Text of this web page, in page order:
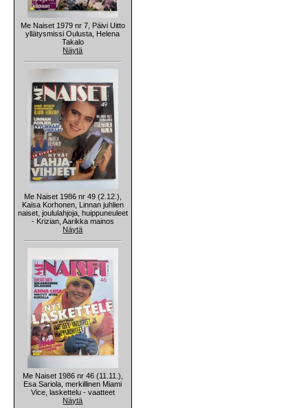
Me Naiset 1979 nr 7, Päivi Uitto
yllätysmissi Oulusta, Helena
Takalo
Näytä
Me Naiset 1986 nr 49 (2.12.),
Kaisa Korhonen, Linnan juhlien
naiset, joululahjoja, huippuneuleet
- Krizian, Aarikka mainos
Näytä
Me Naiset 1986 nr 46 (11.11.),
Esa Sariola, merkillinen Miami
Vice, laskettelu - vaatteet
Näytä